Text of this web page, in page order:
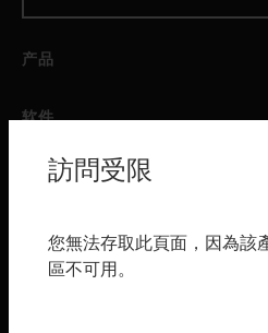
产品
软件
toggle view
服务
行业
toggle view
訪問受限
您無法存取此頁面，因為該
區不可用。